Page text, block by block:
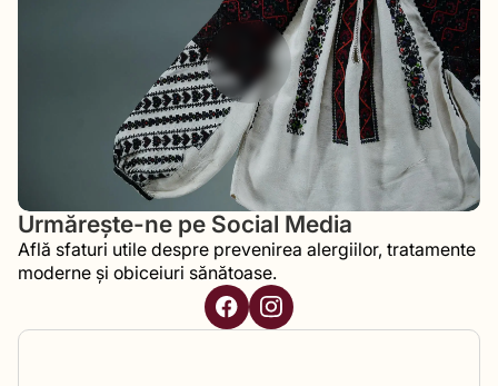
Urmărește-ne pe Social Media
Află sfaturi utile despre prevenirea alergiilor, tratamente
moderne și obiceiuri sănătoase.